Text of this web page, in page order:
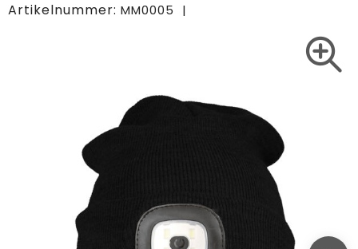
Artikelnummer: MM0005